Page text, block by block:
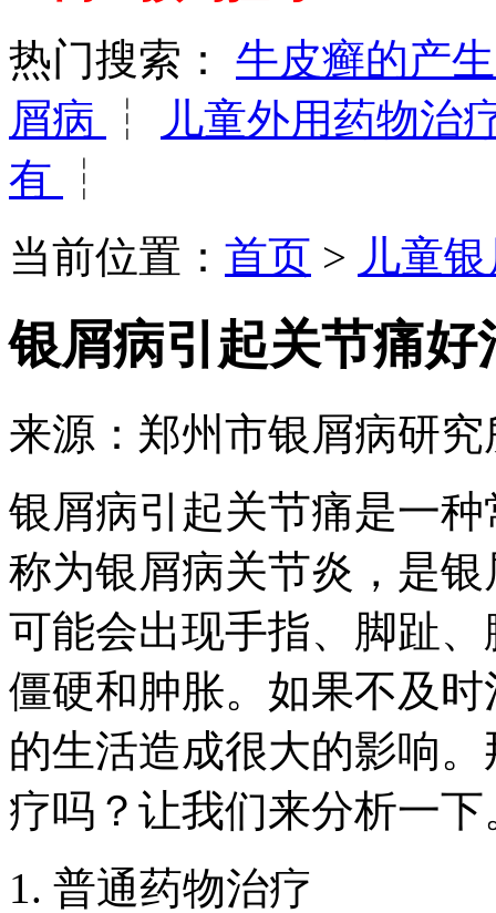
热门搜索：
牛皮癣的产
屑病
┆
儿童外用药物治
有
┆
当前位置： 首页 > 儿童
银屑病引起关节痛好
来源：郑州市银屑病研
银屑病引起关节痛是一
称为银屑病关节炎，是
可能会出现手指、脚趾
僵硬和肿胀。如果不及
的生活造成很大的影响
疗吗？让我们来分析一下
1. 普通药物治疗